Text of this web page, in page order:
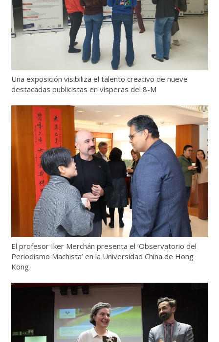
Una exposición visibiliza el talento creativo de nueve
destacadas publicistas en vísperas del 8-M
El profesor Iker Merchán presenta el ‘Observatorio del
Periodismo Machista’ en la Universidad China de Hong
Kong